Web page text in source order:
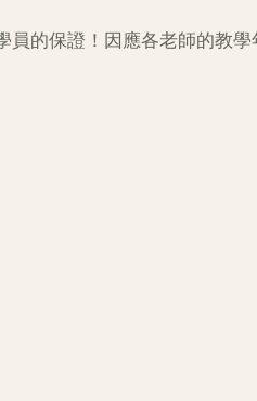
的保證！因應各老師的教學